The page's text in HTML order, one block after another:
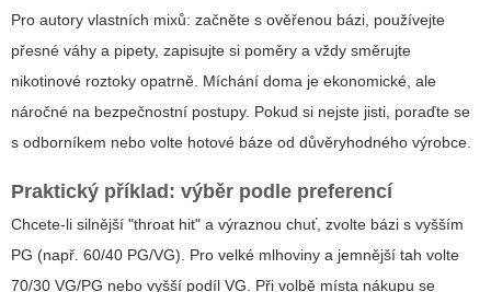
Pro autory vlastních mixů: začněte s ověřenou bázi, používejte
přesné váhy a pipety, zapisujte si poměry a vždy směrujte
nikotinové roztoky opatrně. Míchání doma je ekonomické, ale
náročné na bezpečnostní postupy. Pokud si nejste jisti, poraďte se
s odborníkem nebo volte hotové báze od důvěryhodného výrobce.
Praktický příklad: výběr podle preferencí
Chcete-li silnější "throat hit" a výraznou chuť, zvolte bázi s vyšším
PG (např. 60/40 PG/VG). Pro velké mlhoviny a jemnější tah volte
70/30 VG/PG nebo vyšší podíl VG. Při volbě místa nákupu se